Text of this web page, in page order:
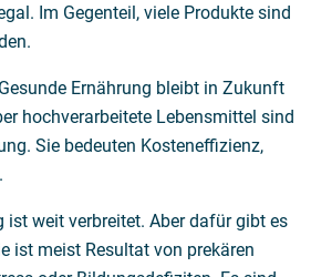
Im Gegenteil, viele Produkte sind
Ernährung bleibt in Zukunft
hochverarbeitete Lebensmittel sind
Sie bedeuten Kosteneffizienz,
ist weit verbreitet. Aber dafür gibt es
ist meist Resultat von prekären